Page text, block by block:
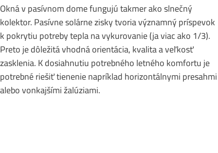
Okná v pasívnom dome fungujú takmer ako slnečný
kolektor. Pasívne solárne zisky tvoria významný príspevok
k pokrytiu potreby tepla na vykurovanie (ja viac ako 1/3).
Preto je dôležitá vhodná orientácia, kvalita a veľkosť
zasklenia. K dosiahnutiu potrebného letného komfortu je
potrebné riešiť tienenie napríklad horizontálnymi presahmi
alebo vonkajšími žalúziami.